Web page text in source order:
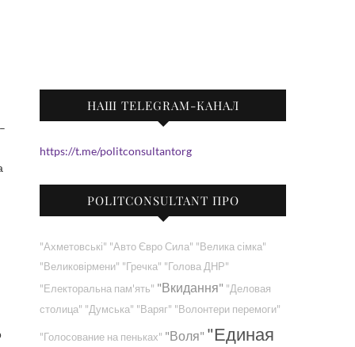
НАШ TELEGRAM-КАНАЛ
https://t.me/politconsultantorg
POLITCONSULTANT ПРО
"Ахметовські" "Авто Євро Сила" "Велика сімка"
"Великовірмени" "Гречка" "Голова ДНР"
"Електоральна пам'ять" "Вкидання" "Деловая
столица" "Думська" "Варяг" "Волонтери перемоги"
"Голосование на пеньках" "Воля" "Единая